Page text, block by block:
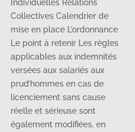
Individuelles Relations
Collectives Calendrier de
mise en place L’ordonnance
Le point à retenir Les règles
applicables aux indemnités
versées aux salariés aux
prud’hommes en cas de
licenciement sans cause
réelle et sérieuse sont
également modifiées, en